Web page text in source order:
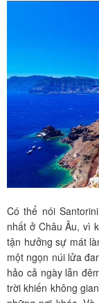
Có thể nói
nhất ở Châu Âu, vì
tận hưởng sự mát
một ngọn núi lửa
hảo cả ngày lẫn
trời khiến không